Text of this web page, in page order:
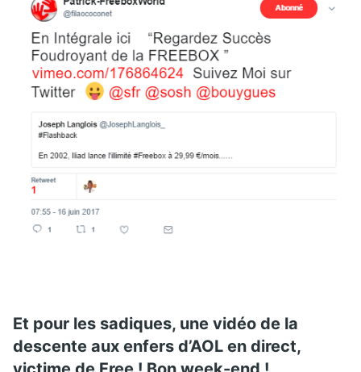
Et pour les sadiques, une vidéo de la
descente aux enfers d’AOL en direct,